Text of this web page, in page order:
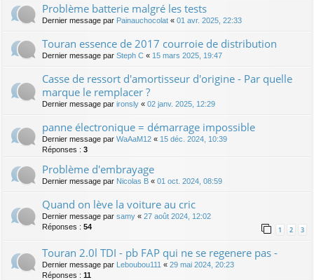
Problème batterie malgré les tests
Dernier message par Painauchocolat « 01 avr. 2025, 22:33
Touran essence de 2017 courroie de distribution
Dernier message par Steph C « 15 mars 2025, 19:47
Casse de ressort d'amortisseur d'origine - Par quelle
marque le remplacer ?
Dernier message par ironsly « 02 janv. 2025, 12:29
panne électronique = démarrage impossible
Dernier message par WaAaM12 « 15 déc. 2024, 10:39
Réponses : 3
Problème d'embrayage
Dernier message par Nicolas B « 01 oct. 2024, 08:59
Quand on lève la voiture au cric
Dernier message par samy « 27 août 2024, 12:02
Réponses : 54 1 2 3
Touran 2.0l TDI - pb FAP qui ne se regenere pas -
Dernier message par Leboubou111 « 29 mai 2024, 20:23
Réponses : 11